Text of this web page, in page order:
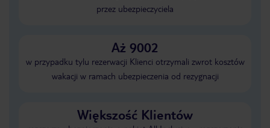
przez ubezpieczyciela
Aż 9002
w przypadku tylu rezerwacji Klienci otrzymali zwrot kosztów
wakacji w ramach ubezpieczenia od rezygnacji
Większość Klientów